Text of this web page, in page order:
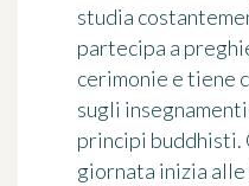
studia
partecipa a
cerimonie e tiene
sugli
principi buddhisti.
giornata inizia